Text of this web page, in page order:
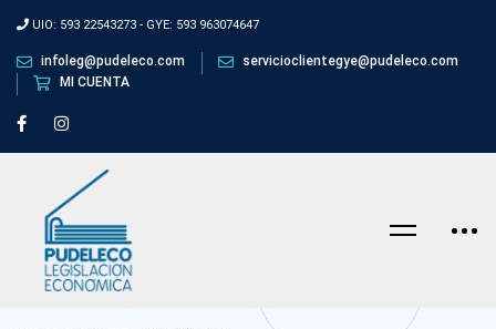
UIO: 593 22543273 - GYE: 593 963074647
infoleg@pudeleco.com
servicioclientegye@pudeleco.com
MI CUENTA